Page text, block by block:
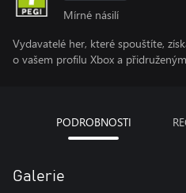
Mírné násilí
Vydavatelé her, které spouštíte,
o vašem profilu Xbox a
PODROBNOSTI
Galerie